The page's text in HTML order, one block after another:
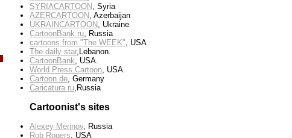
SYRIACARTOON, Syria
AZERCARTOON, Azerbaijan
UKRAINCARTOON, Ukraine
CartoonBank.ru, Russia
cartoons from "The WEEK", USA
The daily star,Lebanon.
CartoonBank, USA.
World Press Cartoon, USA.
Cartoon.de, Germany
Сaricatura.ru,Russia
Cartoonist's sites
Alexey Merinov, Russia
Rob Rogers, USA